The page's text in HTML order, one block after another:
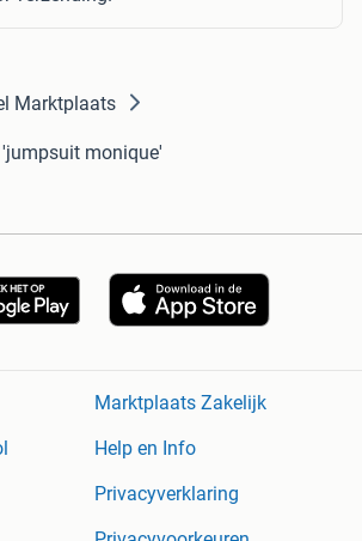
Marktplaats
monique'
Marktplaats Zakelijk
Help en Info
Privacyverklaring